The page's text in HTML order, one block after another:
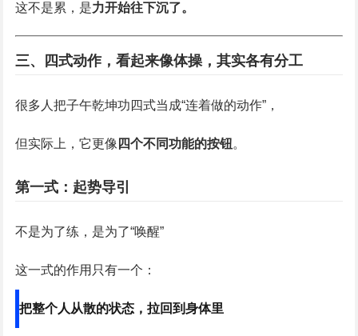
这不是累，是力开始往下沉了。
三、四式动作，看起来像体操，其实各有分工
很多人把子午乾坤功四式当成“连着做的动作”，
但实际上，它更像 四个不同功能的按钮。
第一式：起势导引
不是为了练，是为了“唤醒”
这一式的作用只有一个：
把整个人从散的状态，拉回到身体里